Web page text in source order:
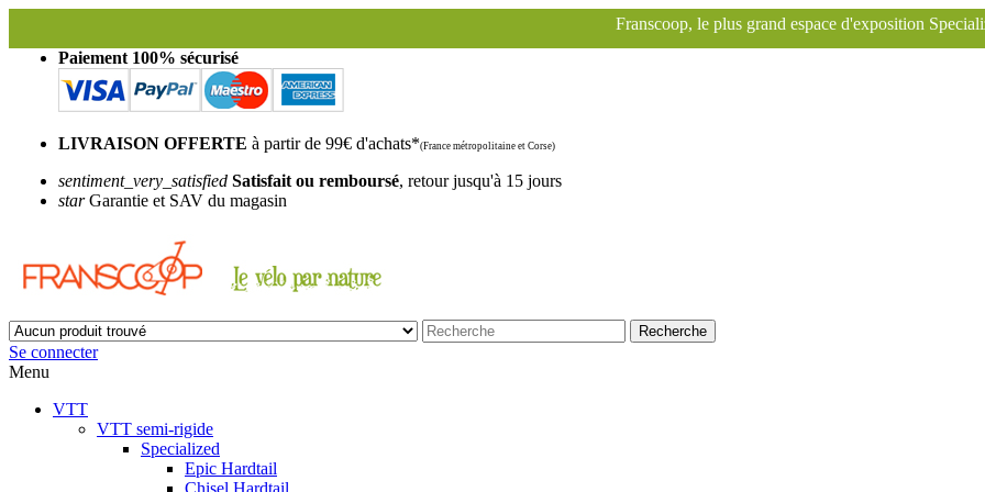
Franscoop, le plus grand espace d'exposition Specialized à Paris pour le
Paiement 100% sécurisé
LIVRAISON OFFERTE à partir de 99€ d'achats*(France métropolitaine et Corse)
sentiment_very_satisfied Satisfait ou remboursé, retour jusqu'à 15 jours
starGarantie et SAV du magasin
Recherche
Se connecter
Menu
VTT
VTT semi-rigide
Specialized
Epic Hardtail
Chisel Hardtail